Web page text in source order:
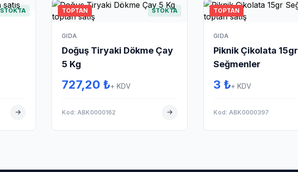
STOKTA STOKTA
TOPTAN
GIDA
Doğuş Tiryaki Dökme Çay
5 Kg
727,20 ₺+ KDV
Kod: ABK0000162
TOPTAN
GIDA
Piknik Çikolata 15gr
Seğmenler
3 ₺+ KDV
Kod: ABK0000397